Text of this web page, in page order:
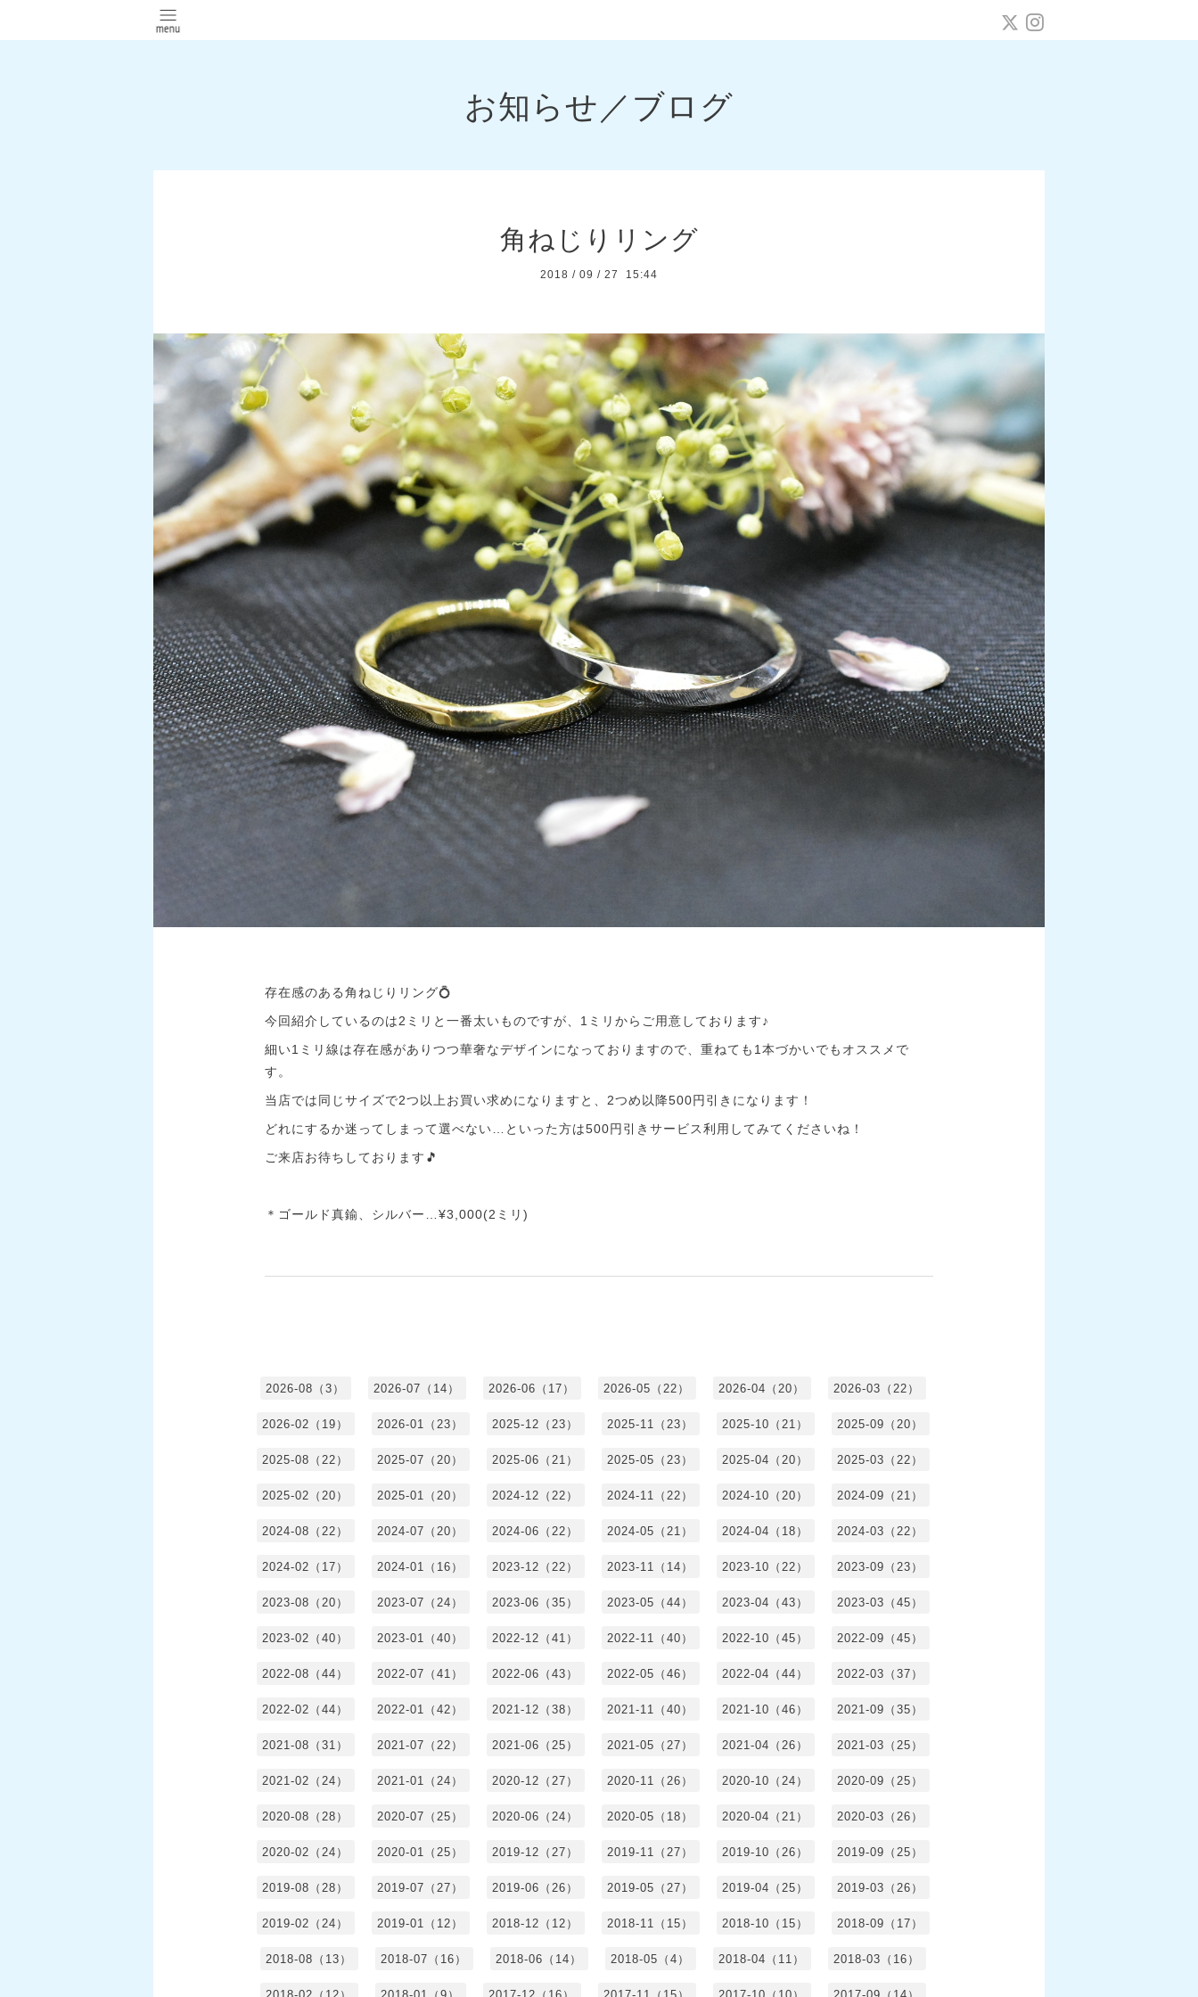
お知らせ／ブログ
角ねじりリング
2018 / 09 / 27 15:44
存在感のある角ねじりリング💍
今回紹介しているのは2ミリと一番太いものですが、1ミリからご用意しております♪
細い1ミリ線は存在感がありつつ華奢なデザインになっておりますので、重ねても1本づかいでもオススメで
す。
当店では同じサイズで2つ以上お買い求めになりますと、2つめ以降500円引きになります！
どれにするか迷ってしまって選べない…といった方は500円引きサービス利用してみてくださいね！
ご来店お待ちしております🎵
＊ゴールド真鍮、シルバー…¥3,000(2ミリ)
2026-08（3） 2026-07（14） 2026-06（17） 2026-05（22） 2026-04（20） 2026-03（22）
2026-02（19） 2026-01（23） 2025-12（23） 2025-11（23） 2025-10（21） 2025-09（20）
2025-08（22） 2025-07（20） 2025-06（21） 2025-05（23） 2025-04（20） 2025-03（22）
2025-02（20） 2025-01（20） 2024-12（22） 2024-11（22） 2024-10（20） 2024-09（21）
2024-08（22） 2024-07（20） 2024-06（22） 2024-05（21） 2024-04（18） 2024-03（22）
2024-02（17） 2024-01（16） 2023-12（22） 2023-11（14） 2023-10（22） 2023-09（23）
2023-08（20） 2023-07（24） 2023-06（35） 2023-05（44） 2023-04（43） 2023-03（45）
2023-02（40） 2023-01（40） 2022-12（41） 2022-11（40） 2022-10（45） 2022-09（45）
2022-08（44） 2022-07（41） 2022-06（43） 2022-05（46） 2022-04（44） 2022-03（37）
2022-02（44） 2022-01（42） 2021-12（38） 2021-11（40） 2021-10（46） 2021-09（35）
2021-08（31） 2021-07（22） 2021-06（25） 2021-05（27） 2021-04（26） 2021-03（25）
2021-02（24） 2021-01（24） 2020-12（27） 2020-11（26） 2020-10（24） 2020-09（25）
2020-08（28） 2020-07（25） 2020-06（24） 2020-05（18） 2020-04（21） 2020-03（26）
2020-02（24） 2020-01（25） 2019-12（27） 2019-11（27） 2019-10（26） 2019-09（25）
2019-08（28） 2019-07（27） 2019-06（26） 2019-05（27） 2019-04（25） 2019-03（26）
2019-02（24） 2019-01（12） 2018-12（12） 2018-11（15） 2018-10（15） 2018-09（17）
2018-08（13） 2018-07（16） 2018-06（14） 2018-05（4） 2018-04（11） 2018-03（16）